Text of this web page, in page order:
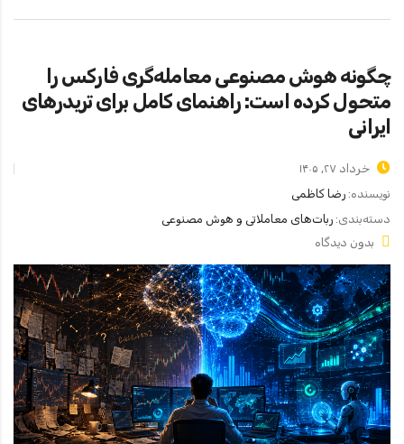
چگونه هوش مصنوعی معامله‌گری فارکس را
متحول کرده است: راهنمای کامل برای تریدرهای
ایرانی
خرداد ۲۷, ۱۴۰۵
نویسنده: رضا کاظمی
دسته‌بندی: ربات‌های معاملاتی و هوش مصنوعی
بدون دیدگاه